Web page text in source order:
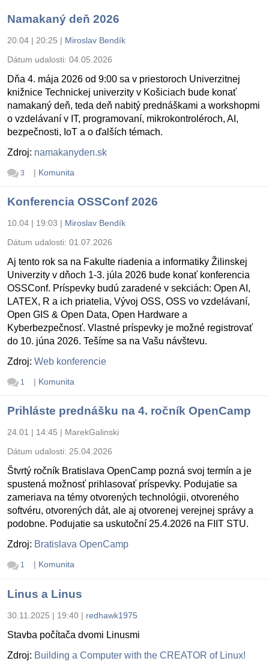
Namakaný deň 2026
20.04 | 20:25 | Miroslav Bendík
Dátum udalosti: 04.05.2026
Dňa 4. mája 2026 od 9:00 sa v priestoroch Univerzitnej
knižnice Technickej univerzity v Košiciach bude konať
namakaný deň, teda deň nabitý prednáškami a workshopmi
o vzdelávaní v IT, programovaní, mikrokontroléroch, AI,
bezpečnosti, IoT a o ďalších témach.
Zdroj: namakanyden.sk
3 | Komunita
Konferencia OSSConf 2026
10.04 | 19:03 | Miroslav Bendík
Dátum udalosti: 01.07.2026
Aj tento rok sa na Fakulte riadenia a informatiky Žilinskej
Univerzity v dňoch 1-3. júla 2026 bude konať konferencia
OSSConf. Príspevky budú zaradené v sekciách: Open AI,
LATEX, R a ich priatelia, Vývoj OSS, OSS vo vzdelávaní,
Open GIS & Open Data, Open Hardware a
Kyberbezpečnosť. Vlastné príspevky je možné registrovať
do 10. júna 2026. Tešíme sa na Vašu návštevu.
Zdroj: Web konferencie
1 | Komunita
Prihláste prednášku na 4. ročník OpenCamp
24.01 | 14:45 | MarekGalinski
Dátum udalosti: 25.04.2026
Štvrtý ročník Bratislava OpenCamp pozná svoj termín a je
spustená možnosť prihlasovať príspevky. Podujatie sa
zameriava na témy otvorených technológii, otvoreného
softvéru, otvorených dát, ale aj otvorenej verejnej správy a
podobne. Podujatie sa uskutoční 25.4.2026 na FIIT STU.
Zdroj: Bratislava OpenCamp
1 | Komunita
Linus a Linus
30.11.2025 | 19:40 | redhawk1975
Stavba počítača dvomi Linusmi
Zdroj: Building a Computer with the CREATOR of Linux!